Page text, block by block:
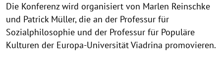
Die Konferenz wird organisiert von Marlen Reinschke
und Patrick Müller, die an der Professur für
Sozialphilosophie und der Professur für Populäre
Kulturen der Europa-Universität Viadrina promovieren.